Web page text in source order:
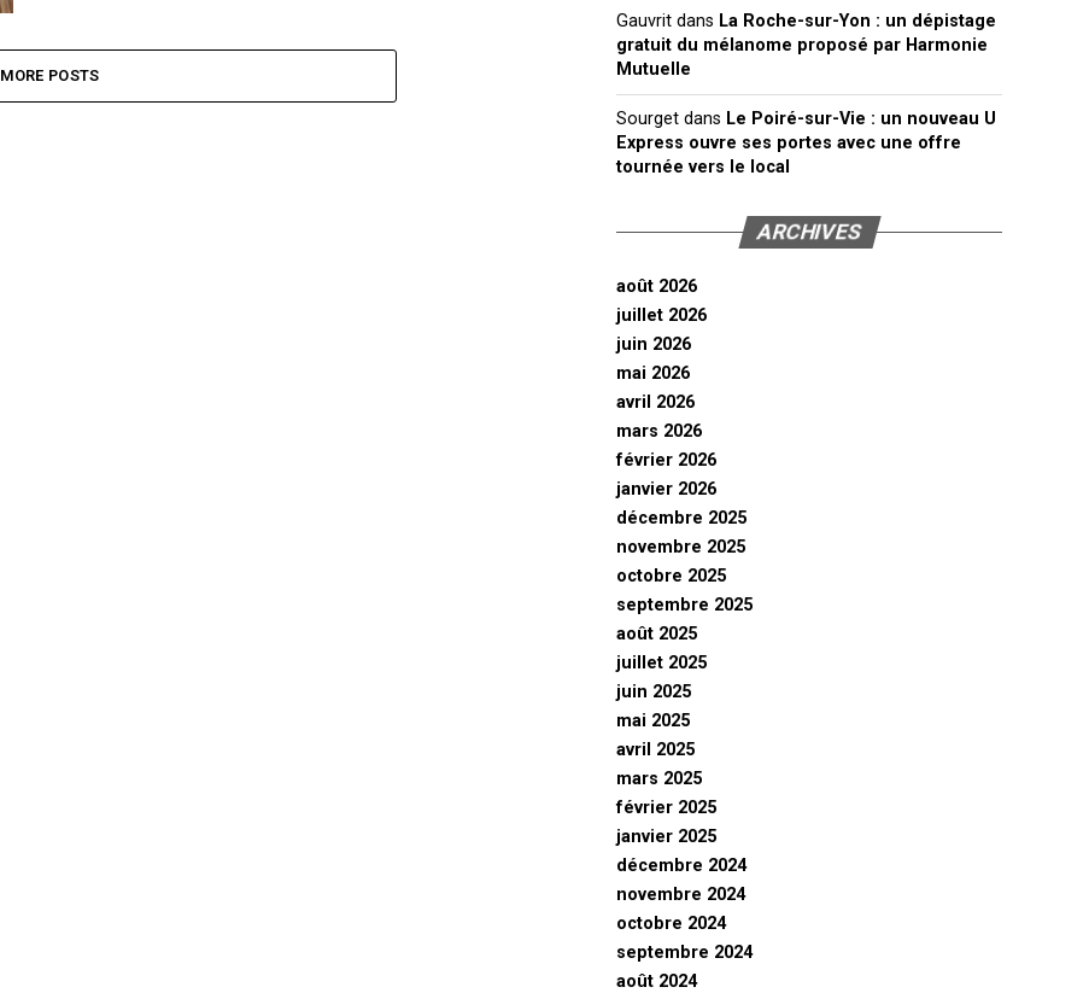
MORE POSTS
Gauvrit dans La Roche-sur-Yon : un dépistage
gratuit du mélanome proposé par Harmonie
Mutuelle
Sourget dans Le Poiré-sur-Vie : un nouveau U
Express ouvre ses portes avec une offre
tournée vers le local
ARCHIVES
août 2026
juillet 2026
juin 2026
mai 2026
avril 2026
mars 2026
février 2026
janvier 2026
décembre 2025
novembre 2025
octobre 2025
septembre 2025
août 2025
juillet 2025
juin 2025
mai 2025
avril 2025
mars 2025
février 2025
janvier 2025
décembre 2024
novembre 2024
octobre 2024
septembre 2024
août 2024